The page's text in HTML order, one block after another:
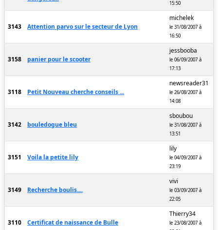
15:50
3143 Attention parvo sur le secteur de Lyon
michelek
le 31/08/2007 à
16:50
3158 panier pour le scooter
jessbooba
le 06/09/2007 à
17:13
3118 Petit Nouveau cherche conseils ...
newsreader31
le 26/08/2007 à
14:08
3142 bouledogue bleu
sboubou
le 31/08/2007 à
13:51
3151 Voila la petite lily
lily
le 04/09/2007 à
23:19
3149 Recherche boulis....
vivi
le 03/09/2007 à
22:05
3110 Certificat de naissance de Bulle
Thierry34
le 23/08/2007 à